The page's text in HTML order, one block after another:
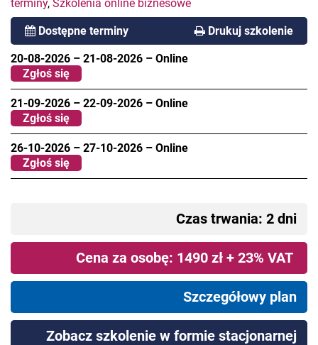
terminy, Szkolenia online biznesowe
Dostępne terminy Drukuj szkolenie
20-08-2026 – 21-08-2026 – Online
Zgłoś się
21-09-2026 – 22-09-2026 – Online
Zgłoś się
26-10-2026 – 27-10-2026 – Online
Zgłoś się
Czas trwania: 2 dni
Cena za osobę: 1490 zł + 23% VAT
Szczegółowy plan
Zobacz szkolenie w formie stacjonarnej